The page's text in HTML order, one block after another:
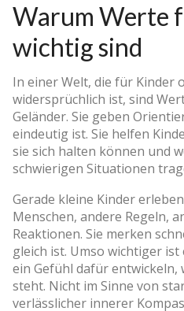
Warum Werte
wichtig sind
In einer Welt, die für Kinder
widersprüchlich ist, sind
Geländer. Sie geben
eindeutig ist. Sie helfen
sie sich halten können und
schwierigen Situationen
Gerade kleine Kinder
Menschen, andere Regeln,
Reaktionen. Sie merken
gleich ist. Umso wichtiger ist
ein Gefühl dafür entwickeln,
steht. Nicht im Sinne von
verlässlicher innerer